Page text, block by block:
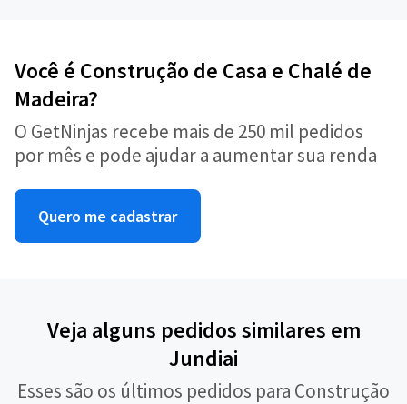
Você é Construção de Casa e Chalé de
Madeira?
O GetNinjas recebe mais de 250 mil pedidos
por mês e pode ajudar a aumentar sua renda
Quero me cadastrar
Veja alguns pedidos similares em
Jundiai
Esses são os últimos pedidos para Construção